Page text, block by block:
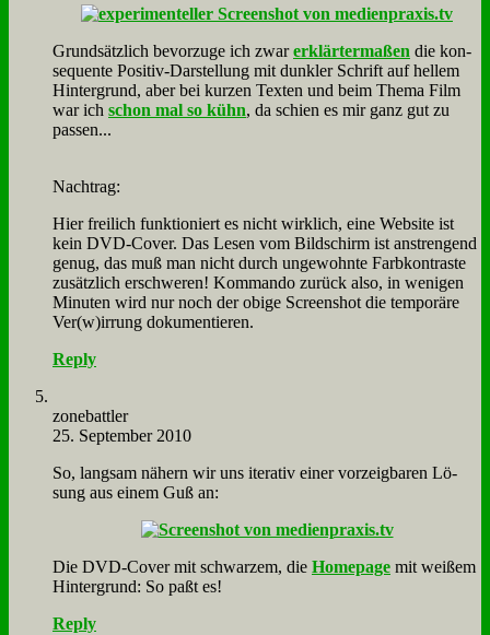
Grund­sätz­lich be­vor­zu­ge ich zwarer­klär­ter­ma­ßen die kon­
se­quen­te Po­si­tiv-Dar­stel­lung mit dunk­ler Schrift auf hel­lem
Hin­ter­grund, aber bei kur­zen Tex­ten und beim The­ma Film
war ich schon mal so kühn, da schien es mir ganz gut zu
pas­sen...
Nach­trag:
Hier frei­lich funk­tio­niert es nicht wirk­lich, ei­ne Web­site ist
kein DVD-Co­ver. Das Le­sen vom Bild­schirm ist an­stren­gend
ge­nug, das muß man nicht durch un­ge­wohn­te Farb­kon­tra­ste
zu­sätz­lich er­schwe­ren! Kom­man­do zu­rück al­so, in we­ni­gen
Mi­nu­ten wird nur noch der obi­ge Screen­shot die tem­po­rä­re
Ver(w)irrung do­ku­men­tie­ren.
Reply
zone­batt­ler
25. September 2010
So, lang­sam nä­hern wir uns ite­ra­tiv ei­ner vor­zeig­ba­ren Lö­
sung aus ei­nem Guß an:
Die DVD-Co­ver mit schwar­zem, die Home­page mit wei­ßem
Hin­ter­grund: So paßt es!
Reply